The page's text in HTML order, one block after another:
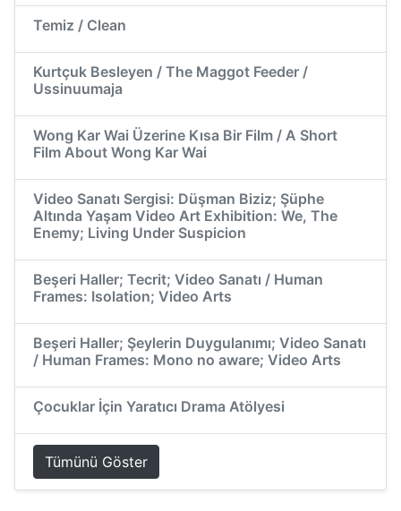
Temiz / Clean
Kurtçuk Besleyen / The Maggot Feeder /
Ussinuumaja
Wong Kar Wai Üzerine Kısa Bir Film / A Short
Film About Wong Kar Wai
Video Sanatı Sergisi: Düşman Biziz; Şüphe
Altında Yaşam Video Art Exhibition: We, The
Enemy; Living Under Suspicion
Beşeri Haller; Tecrit; Video Sanatı / Human
Frames: Isolation; Video Arts
Beşeri Haller; Şeylerin Duygulanımı; Video Sanatı
/ Human Frames: Mono no aware; Video Arts
Çocuklar İçin Yaratıcı Drama Atölyesi
Tümünü Göster